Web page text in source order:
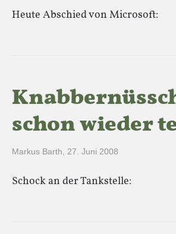
Heute Abschied von Microsoft:
schon wieder
Markus Barth 27. Juni 2008
Schock an der Tankstelle: